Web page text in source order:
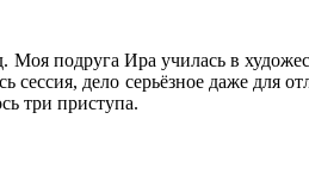
Моя подруга Ира училась в
сессия, дело серьёзное даже для
три приступа.